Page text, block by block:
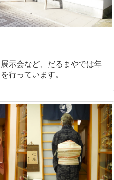
示会など、だるまやでは年
行っています。